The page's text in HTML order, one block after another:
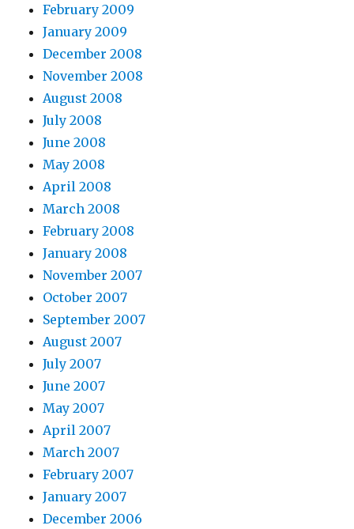
February 2009
January 2009
December 2008
November 2008
August 2008
July 2008
June 2008
May 2008
April 2008
March 2008
February 2008
January 2008
November 2007
October 2007
September 2007
August 2007
July 2007
June 2007
May 2007
April 2007
March 2007
February 2007
January 2007
December 2006